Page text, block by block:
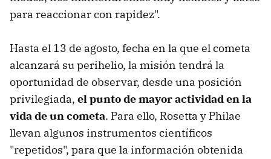
para reaccionar con rapidez".
Hasta el 13 de agosto, fecha en la que el cometa
alcanzará su perihelio, la misión tendrá la
oportunidad de observar, desde una posición
privilegiada, el punto de mayor actividad en la
vida de un cometa. Para ello, Rosetta y Philae
llevan algunos instrumentos científicos
"repetidos", para que la información obtenida